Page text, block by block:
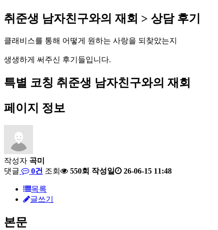
취 준생 남자친구와의 재 회 > 상담 후기
클래 비 스를 통해 어 떻게 원하는 사랑을 되 찾았는지
생생하게 써 주신 후기 들입니 다.
특별 코칭 취준생 남자친구와의 재회
페이지 정보
작성자 곡미
댓글
0건 조회 550회 작성일 26-06-15 11:48
목록
글쓰기
본문